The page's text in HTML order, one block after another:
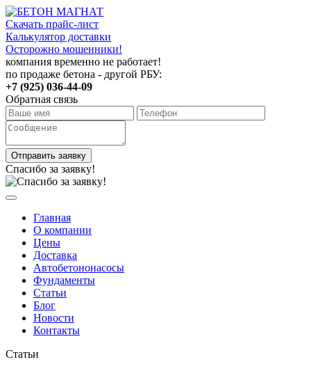
Скачать прайс-лист
Калькулятор доставки
Осторожно мошенники!
компания временно не работает!
по продаже бетона - другой РБУ:
+7 (925) 036-44-09
Обратная связь
Отправить заявку
Спасибо за заявку!
Главная
О компании
Цены
Доставка
Автобетононасосы
Фундаменты
Статьи
Блог
Новости
Контакты
Статьи